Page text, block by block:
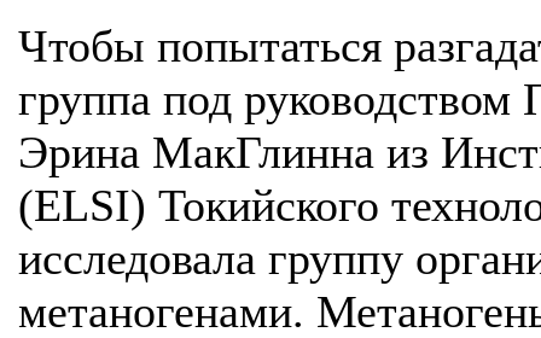
Чтобы попытаться
группа под
Эрина МакГлинна из
(ELSI) Токийского
исследовала группу
метаногенами.